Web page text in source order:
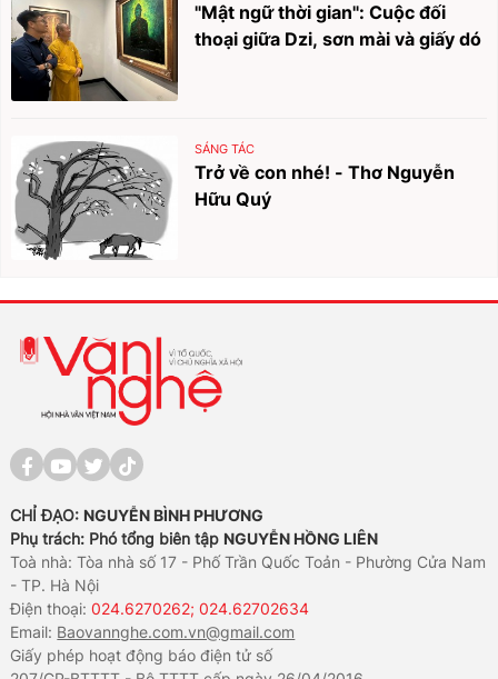
"Mật ngữ thời gian": Cuộc đối
thoại giữa Dzi, sơn mài và giấy dó
SÁNG TÁC
Trở về con nhé! - Thơ Nguyễn
Hữu Quý
CHỈ ĐẠO: NGUYỄN BÌNH PHƯƠNG
Phụ trách: Phó tổng biên tập NGUYỄN HỒNG LIÊN
Toà nhà: Tòa nhà số 17 - Phố Trần Quốc Toản - Phường Cửa Nam
- TP. Hà Nội
Điện thoại:024.6270262; 024.62702634
Email: Baovannghe.com.vn@gmail.com
Giấy phép hoạt động báo điện tử số